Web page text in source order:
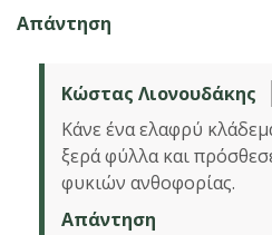
Απάντηση
Κώστας Λιονουδάκης
Κάνε ένα ελαφρύ
ξερά φύλλα και
φυκιών ανθοφορίας.
Απάντηση